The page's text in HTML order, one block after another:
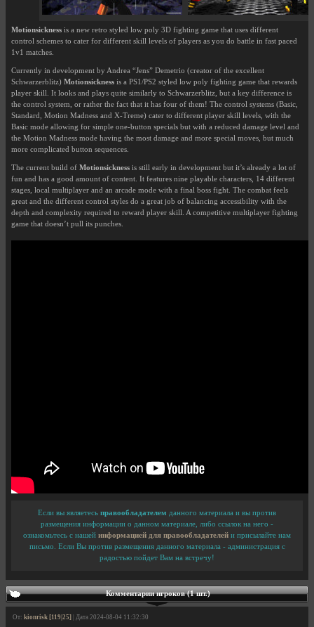
Motionsickness is a new retro styled low poly 3D fighting game that uses different
control schemes to cater for different skill levels of players as you do battle in fast paced
1v1 matches.
Currently in development by Andrea “Jens” Demetrio (creator of the excellent
Schwarzerblitz) Motionsickness is a PS1/PS2 styled low poly fighting game that rewards
player skill. It looks and plays quite similarly to Schwarzerblitz, but a key difference is
the control system, or rather the fact that it has four of them! The control systems (Basic,
Standard, Motion Madness and X-Treme) cater to different player skill levels, with the
Basic mode allowing for simple one-button specials but with a reduced damage level and
the Motion Madness mode having the most damage and more special moves, but much
more complicated button sequences.
The current build of Motionsickness is still early in development but it’s already a lot of
fun and has a good amount of content. It features nine playable characters, 14 different
stages, local multiplayer and an arcade mode with a final boss fight. The combat feels
great and the different control styles do a great job of balancing accessibility with the
depth and complexity required to reward player skill. A competitive multiplayer fighting
game that doesn’t pull its punches.
Если вы являетесь правообладателем данного материала и вы против
размещения информации о данном материале, либо ссылок на него -
ознакомьтесь с нашей информацией для правообладателей и присылайте нам
письмо. Если Вы против размещения данного материала - администрация с
радостью пойдет Вам на встречу!
Комментарии игроков (1 шт.)
От: kionrisk [119|25] | Дата 2024-08-04 11:32:30